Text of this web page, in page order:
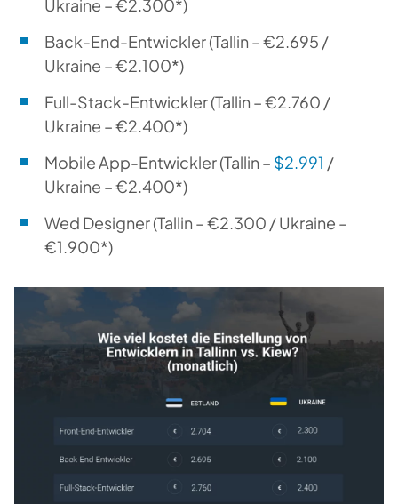
Ukraine – €2.300*)
Back-End-Entwickler(Tallin – €2.695 /
Ukraine – €2.100*)
Full-Stack-Entwickler(Tallin – €2.760 /
Ukraine – €2.400*)
Mobile App-Entwickler(Tallin – $2.991 /
Ukraine – €2.400*)
Wed Designer(Tallin – €2.300 / Ukraine –
€1.900*)